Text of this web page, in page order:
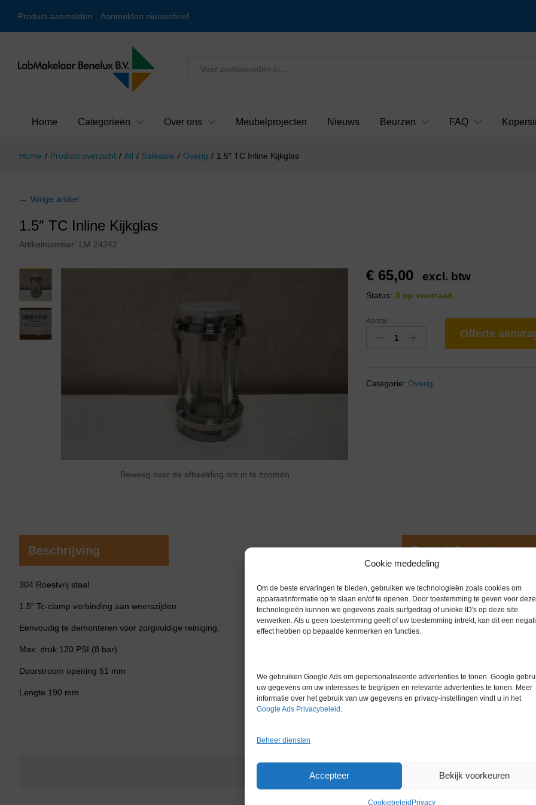
Cookie mededeling
Om de beste ervaringen te bieden, gebruiken we technologieën zoals cookies om
apparaatinformatie op te slaan en/of te openen. Door toestemming te geven voor deze
technologieën kunnen we gegevens zoals surfgedrag of unieke ID's op deze site
verwerken. Als u geen toestemming geeft of uw toestemming intrekt, kan dit een
effect hebben op bepaalde kenmerken en functies.
We gebruiken Google Ads om gepersonaliseerde advertenties te tonen. Google
uw gegevens om uw interesses te begrijpen en relevante advertenties te tonen. Meer
informatie over het gebruik van uw gegevens en privacy-instellingen vindt u in het
Google Ads Privacybeleid .
Beheer diensten
Accepteer Bekijk voorkeuren
CookiebeleidPrivacy
Product aanmelden Aanmelden nieuwsbrief
Alles
Home Categorieën Over ons Meubelprojecten Nieuws Beurzen FAQ
Home / Product overzicht / All / Saleable / Overig / 1.5″ TC Inline Kijkglas
← Vorige artikel
1.5″ TC Inline Kijkglas
Artikelnummer: LM 24242
Beweeg over de afbeelding om in te zoomen
€ 65,00 excl. btw
Status: 3 op voorraad
Aantal:
Offerte
Categorie:Overig
Beschrijving
304 Roestvrij staal
1.5″ Tc-clamp verbinding aan weerszijden.
Eenvoudig te demonteren voor zorgvuldige reiniging.
Max. druk 120 PSI (8 bar)
Doorstroom opening 51 mm
Lengte 190 mm
Extra informatie
Gewicht 0,0 kg
Garantie 6 maanden
Conditie
Gerelateerde producten